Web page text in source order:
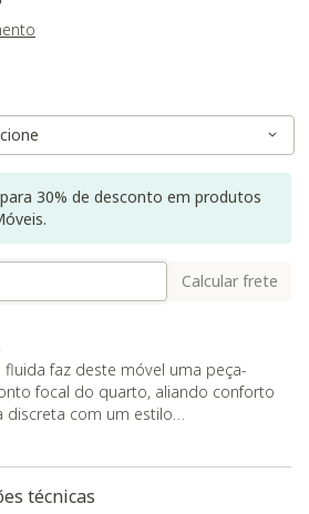
30% de desconto em produtos
Calcular frete
faz deste móvel uma peça-
focal do quarto, aliando conforto
discreta com um estilo
ambientes que buscam equilíbrio
casal L138 x P188 cm, cama
técnicas